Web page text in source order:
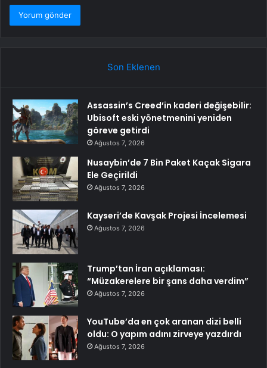
Son Eklenen
Assassin’s Creed’in kaderi değişebilir:
Ubisoft eski yönetmenini yeniden
göreve getirdi
Ağustos 7, 2026
Nusaybin’de 7 Bin Paket Kaçak Sigara
Ele Geçirildi
Ağustos 7, 2026
Kayseri’de Kavşak Projesi İncelemesi
Ağustos 7, 2026
Trump’tan İran açıklaması:
“Müzakerelere bir şans daha verdim”
Ağustos 7, 2026
YouTube’da en çok aranan dizi belli
oldu: O yapım adını zirveye yazdırdı
Ağustos 7, 2026